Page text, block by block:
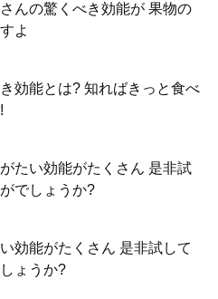
んの驚くべき効能が 果物の
よ
効能とは? 知ればきっと食べ
たい効能がたくさん 是非試
でしょうか?
効能がたくさん 是非試して
ょうか?